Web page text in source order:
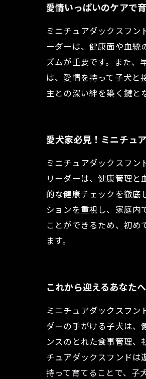
愛情いっぱいのケアで
ミニチュアダックスフン
ーダーは、健康面や血統
ズムが重要です。また、
は、愛情を持って子犬と
主との深い絆を築く鍵と
愛犬家必見！ミニチュ
ミニチュアダックスフン
リーダーは、健康管理
的な健康チェックを徹底
ションを重視し、家庭内
ことができるため、初
ます。
これから迎えるあなた
ミニチュアダックスフン
ダーの手がける子犬は、
ンスのとれた食事管理、
チュアダックスフンドは
持って育てることで、子